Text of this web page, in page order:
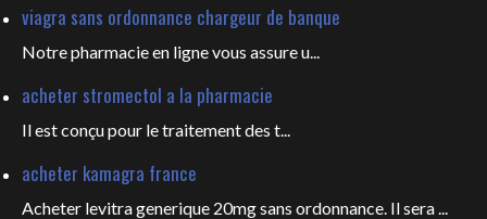
viagra sans ordonnance chargeur de banque
Notre pharmacie en ligne vous assure u...
acheter stromectol a la pharmacie
Il est conçu pour letraitement des t...
acheter kamagra france
Acheter levitra generique 20mg sans ordonnance. Il sera ...